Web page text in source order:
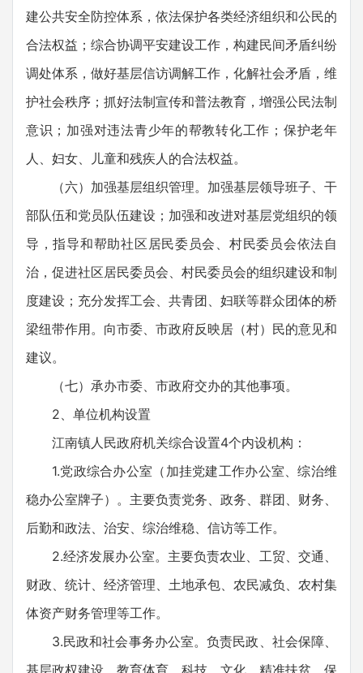
建公共安全防控体系，依法保护各类经济组织和公民的
合法权益；综合协调平安建设工作，构建民间矛盾纠纷
调处体系，做好基层信访调解工作，化解社会矛盾，维
护社会秩序；抓好法制宣传和普法教育，增强公民法制
意识；加强对违法青少年的帮教转化工作；保护老年
人、妇女、儿童和残疾人的合法权益。
（六）加强基层组织管理。加强基层领导班子、干
部队伍和党员队伍建设；加强和改进对基层党组织的领
导，指导和帮助社区居民委员会、村民委员会依法自
治，促进社区居民委员会、村民委员会的组织建设和制
度建设；充分发挥工会、共青团、妇联等群众团体的桥
梁纽带作用。向市委、市政府反映居（村）民的意见和
建议。
（七）承办市委、市政府交办的其他事项。
2、单位机构设置
江南镇人民政府机关综合设置4个内设机构：
1.党政综合办公室（加挂党建工作办公室、综治维
稳办公室牌子）。主要负责党务、政务、群团、财务、
后勤和政法、治安、综治维稳、信访等工作。
2.经济发展办公室。主要负责农业、工贸、交通、
财政、统计、经济管理、土地承包、农民减负、农村集
体资产财务管理等工作。
3.民政和社会事务办公室。负责民政、社会保障、
基层政权建设、教育体育、科技、文化、精准扶贫、保